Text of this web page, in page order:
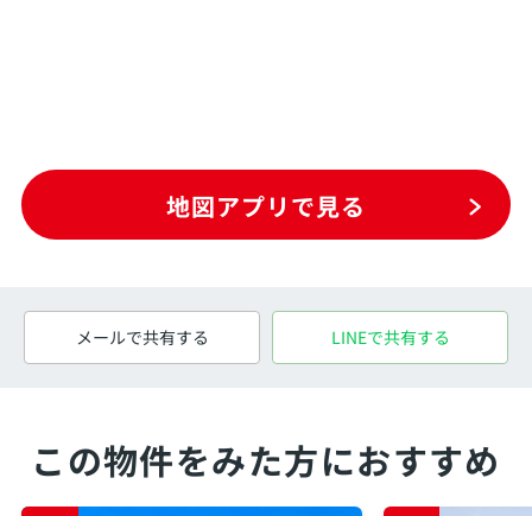
地図アプリで見る
メールで共有する LINEで共有する
この物件をみた方におすすめ